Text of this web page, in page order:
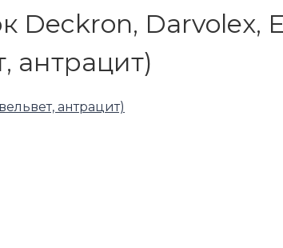
Darvolex,
антрацит)